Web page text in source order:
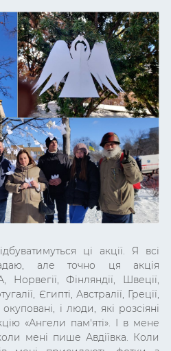
ці акції. Я всі
але точно ця акція
Норвегії, Фінляндії, Швеції,
Єгипті, Австралії, Греції,
і люди, які розсіяні
«Ангели пам'яті». І в мене
мені пише Авдіївка. Коли